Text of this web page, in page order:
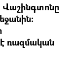
Վաշինգտոնը
ռազմական